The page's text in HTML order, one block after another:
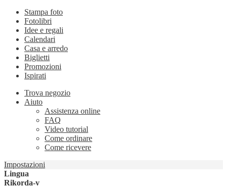
Stampa foto
Fotolibri
Idee e regali
Calendari
Casa e arredo
Biglietti
Promozioni
Ispirati
Trova negozio
Aiuto
Assistenza online
FAQ
Video tutorial
Come ordinare
Come ricevere
Impostazioni
Lingua
Rikorda-v